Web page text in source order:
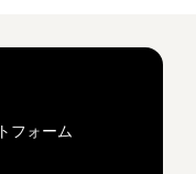
フォーム